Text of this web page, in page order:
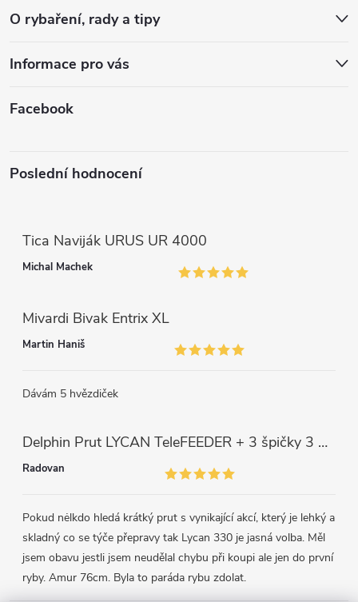
O rybaření, rady a tipy
Informace pro vás
Facebook
Poslední hodnocení
Tica Naviják URUS UR 4000
Michal Machek
Mivardi Bivak Entrix XL
Martin Haniš
Dávám 5 hvězdiček
Delphin Prut LYCAN TeleFEEDER + 3 špičky 3 m, 80 g
Radovan
Pokud nėlkdo hledá krátký prut s vynikající akcí, který je lehký a
skladný co se týče přepravy tak Lycan 330 je jasná volba. Měl
jsem obavu jestli jsem neudělal chybu při koupi ale jen do první
ryby. Amur 76cm. Byla to paráda rybu zdolat.